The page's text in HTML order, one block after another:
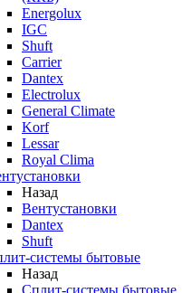
Energolux
IGC
Shuft
Carrier
Dantex
Electrolux
General Climate
Korf
Lessar
Royal Clima
Назад
Вентустановки
Dantex
Shuft
системы бытовые
Назад
Сплит-системы бытовые